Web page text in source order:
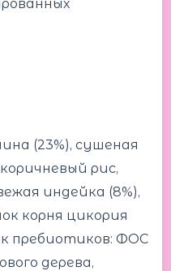
(23%), сушеная
рис,
индейка (8%),
корня цикория
пребиотиков: ФОС
дерева,